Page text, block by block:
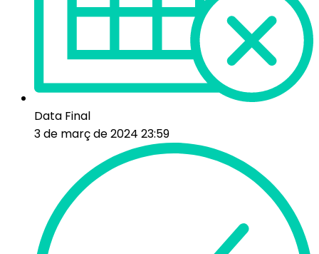
Data Final
3 de març de 2024 23:59